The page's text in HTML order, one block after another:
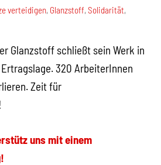
verteidigen, Glanzstoff,Solidarität,
Glanzstoff schließt sein Werk in
320 ArbeiterInnen
Zeit für
uns mit einem